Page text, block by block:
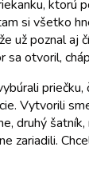
ktorú
si všetko
už poznal aj
sa otvoril,
priečku,
Vytvorili
druhý
zariadili.